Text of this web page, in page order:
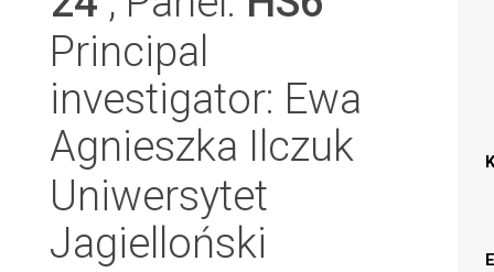
Principal
investigator: Ewa
Agnieszka Ilczuk
Uniwersytet
Jagielloński